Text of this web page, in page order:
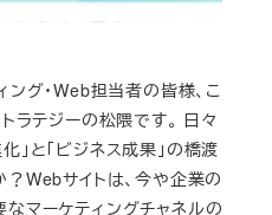
ング・Web担当者の皆様、こ
ラテジーの松隈です。 日々
」と「ビジネス成果」の橋渡
Webサイトは、今や企業の
マーケティングチャネルの